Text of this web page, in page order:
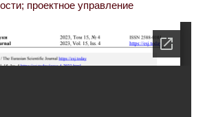
проектное управление